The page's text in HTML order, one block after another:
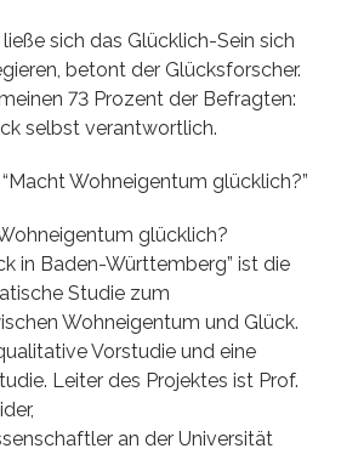
sich das Glücklich-Sein sich
betont der Glücksforscher.
73 Prozent der Befragten:
selbst verantwortlich.
Wohneigentum glücklich?”
glücklich?
in Baden-Württemberg” ist die
Studie zum
Wohneigentum und Glück.
Vorstudie und eine
Leiter des Projektes ist Prof.
an der Universität